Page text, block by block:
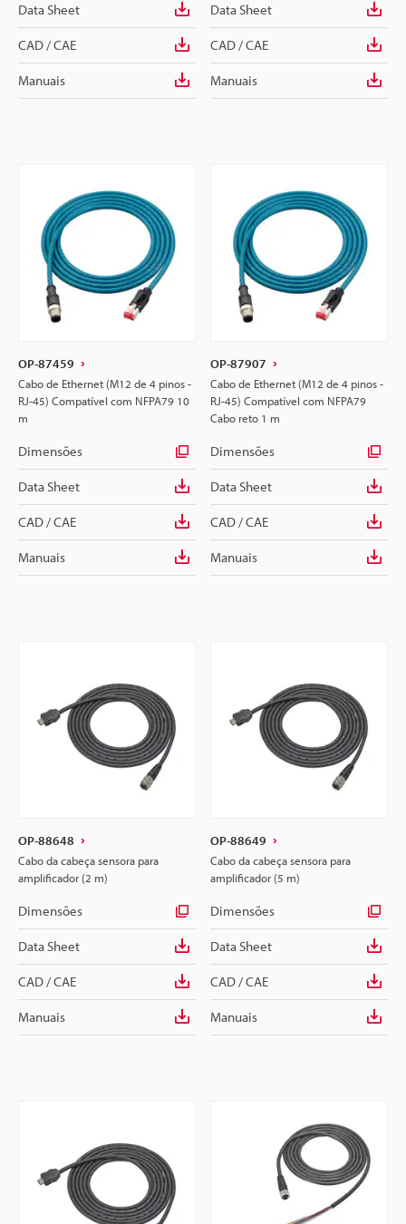
Data Sheet
CAD / CAE
Manuais
Data Sheet
CAD / CAE
Manuais
OP-87459
Cabo de Ethernet (M12 de 4 pinos -
RJ-45) Compatível com NFPA79 10
m
Dimensões
Data Sheet
CAD / CAE
Manuais
OP-87907
Cabo de Ethernet (M12 de 4 pinos -
RJ-45) Compatível com NFPA79
Cabo reto 1 m
Dimensões
Data Sheet
CAD / CAE
Manuais
OP-88648
Cabo da cabeça sensora para
amplificador (2 m)
Dimensões
Data Sheet
CAD / CAE
Manuais
OP-88649
Cabo da cabeça sensora para
amplificador (5 m)
Dimensões
Data Sheet
CAD / CAE
Manuais